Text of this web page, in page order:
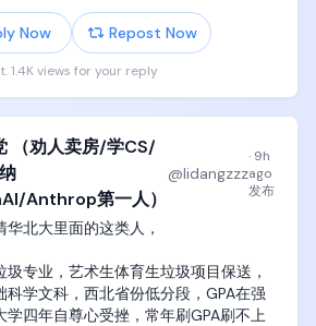
Now Repost Now
1.4K views for your reply
（劝人卖房/学CS/
Anthrop第一人）
@lidangzzz
· 9h
ago
发布
华北大里面的这类人，
圾专业，艺术生体育生垃圾项目保送，
科学文科，西北省份低分段，GPA在强
学四年自尊心受挫，常年刷GPA刷不上